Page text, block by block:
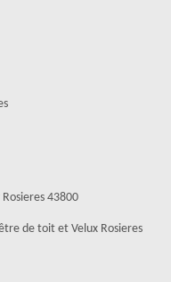
43800
de toit et Velux Rosieres